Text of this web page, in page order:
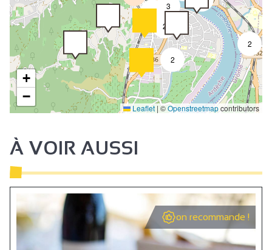
2
2
2
2
3
+
−
Leaflet | ©Openstreetmapcontributors
À VOIR AUSSI
on recommande !